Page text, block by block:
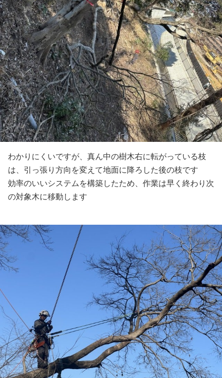
わかりにくいですが、真ん中の樹木右に転がっている枝
は、引っ張り方向を変えて地面に降ろした後の枝です
効率のいいシステムを構築したため、作業は早く終わり次
の対象木に移動します